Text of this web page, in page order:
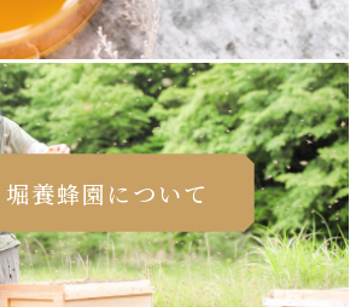
堀養蜂園について